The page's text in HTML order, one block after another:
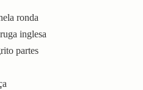
ronda
inglesa
partes